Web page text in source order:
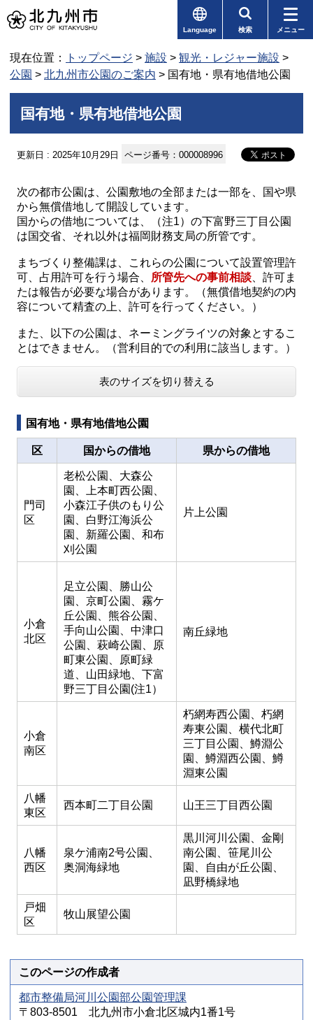
Language 検索 メニュー
現在位置： トップページ > 施設 > 観光・レジャー施設 >
公園 > 北九州市公園のご案内 > 国有地・県有地借地公園
国有地・県有地借地公園
更新日 : 2025年10月29日 ページ番号：000008996
次の都市公園は、公園敷地の全部または一部を、国や県
から無償借地して開設しています。
国からの借地については、（注1）の下富野三丁目公園
は国交省、それ以外は福岡財務支局の所管です。
まちづくり整備課は、これらの公園について設置管理許
可、占用許可を行う場合、 所管先への事前相談 、許可ま
たは報告が必要な場合があります。（無償借地契約の内
容について精査の上、許可を行ってください。）
また、以下の公園は、ネーミングライツの対象とするこ
とはできません。（営利目的での利用に該当します。）
表のサイズを切り替える
国有地・県有地借地公園
区 国からの借地 県からの借地
門司
区
老松公園、大森公
園、上本町西公園、
小森江子供のもり公
園、白野江海浜公
園、新羅公園、和布
刈公園
片上公園
小倉
北区
足立公園、勝山公
園、京町公園、霧ケ
丘公園、熊谷公園、
手向山公園、中津口
公園、萩崎公園、原
町東公園、原町緑
道、山田緑地、下富
野三丁目公園(注1）
南丘緑地
小倉
南区
朽網寿西公園、朽網
寿東公園、横代北町
三丁目公園、鱒淵公
園、鱒淵西公園、鱒
淵東公園
八幡
東区
西本町二丁目公園 山王三丁目西公園
八幡
西区
泉ケ浦南2号公園、
奥洞海緑地
黒川河川公園、金剛
南公園、笹尾川公
園、自由が丘公園、
凪野橋緑地
戸畑
区
牧山展望公園
このページの作成者
都市整備局河川公園部公園管理課
〒803-8501 北九州市小倉北区城内1番1号